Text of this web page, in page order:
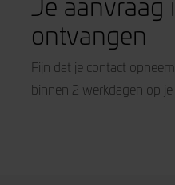
ontvangen
Fijn dat je contact
binnen 2 werkdagen op je